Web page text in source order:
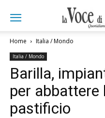
Home Italia / Mondo
Italia / Mondo
Barilla,
per abbattere
pastificio